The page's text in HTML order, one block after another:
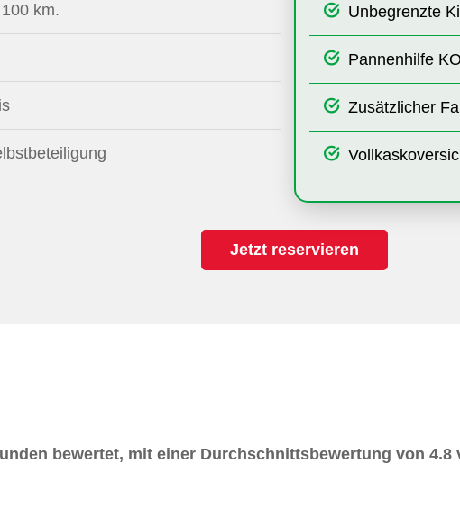
km. Unbegrenzte
Pannenhilfe
Zusätzlicher
Jetzt reservieren
bewertet, mit einer Durchschnittsbewertung von 4.8